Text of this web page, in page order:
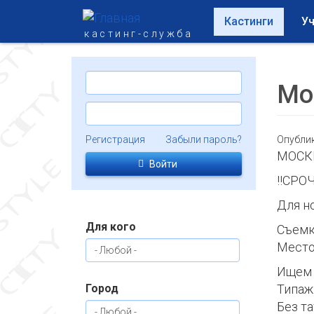
Перейти к основному содержанию
кастинг-служба
Кастинги
Для
Ищем
Без
Регистрация Забыли пароль?
Войти
Для кого
Город